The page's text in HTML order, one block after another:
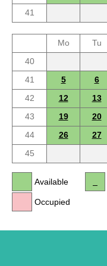
41
Mo
Tu
40
41
5 6
42
12 13
43
19 20
44
26 27
45
Available
Occupied